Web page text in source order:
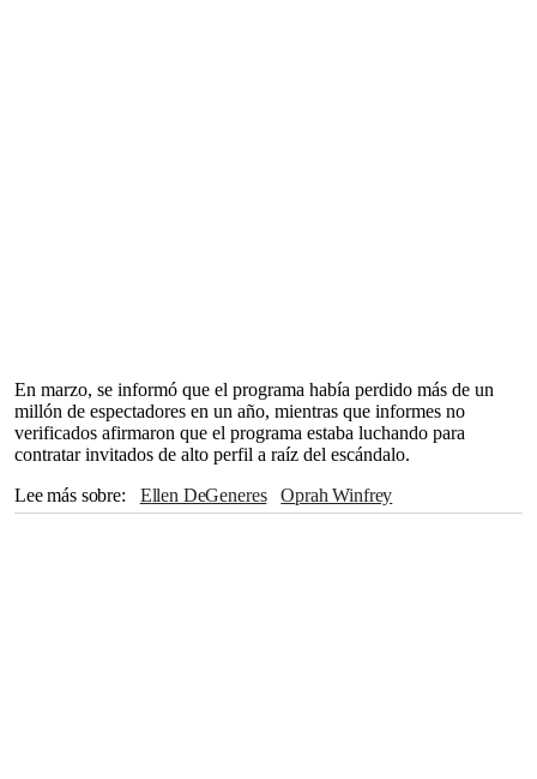
En marzo, se informó que el programa había perdido más de un
millón de espectadores en un año, mientras que informes no
verificados afirmaron que el programa estaba luchando para
contratar invitados de alto perfil a raíz del escándalo.
Lee más sobre
Ellen DeGeneres
Oprah Winfrey